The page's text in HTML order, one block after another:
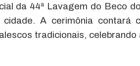
da 44ª Lavagem do Beco
A cerimônia contará
tradicionais,